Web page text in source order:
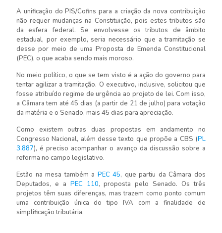
A unificação do PIS/Cofins para a criação da nova contribuição
não requer mudanças na Constituição, pois estes tributos são
da esfera federal. Se envolvesse os tributos de âmbito
estadual, por exemplo, seria necessário que a tramitação se
desse por meio de uma Proposta de Emenda Constitucional
(PEC), o que acaba sendo mais moroso.
No meio político, o que se tem visto é a ação do governo para
tentar agilizar a tramitação. O executivo, inclusive, solicitou que
fosse atribuído regime de urgência ao projeto de lei. Com isso,
a Câmara tem até 45 dias (a partir de 21 de julho) para votação
da matéria e o Senado, mais 45 dias para apreciação.
Como existem outras duas propostas em andamento no
Congresso Nacional, além desse texto que propõe a CBS (PL
3.887), é preciso acompanhar o avanço da discussão sobre a
reforma no campo legislativo.
Estão na mesa também a PEC 45, que partiu da Câmara dos
Deputados, e a PEC 110, proposta pelo Senado. Os três
projetos têm suas diferenças, mas trazem como ponto comum
uma contribuição única do tipo IVA com a finalidade de
simplificação tributária.